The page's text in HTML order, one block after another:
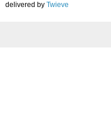
delivered by Twieve